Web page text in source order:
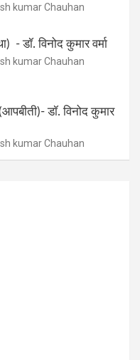
kumar Chauhan
​- डॉ. विनोद कुमार वर्मा
kumar Chauhan
डॉ. विनोद कुमार
kumar Chauhan